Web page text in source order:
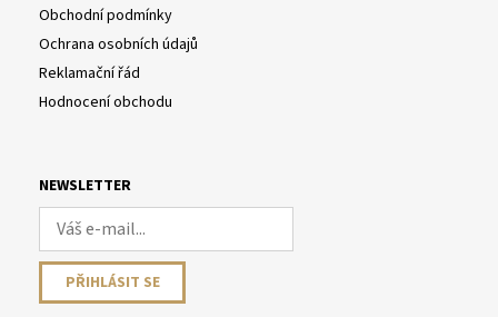
Obchodní podmínky
Ochrana osobních údajů
Reklamační řád
Hodnocení obchodu
NEWSLETTER